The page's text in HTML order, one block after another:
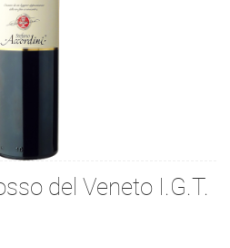
del Veneto I.G.T.